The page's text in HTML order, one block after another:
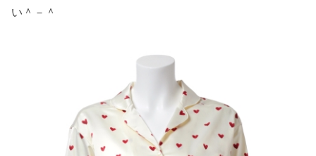
い＾－＾